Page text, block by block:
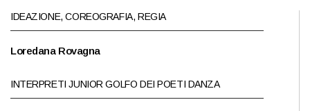
IDEAZIONE, COREOGRAFIA, REGIA
Loredana Rovagna
INTERPRETI JUNIOR GOLFO DEI POETI DANZA